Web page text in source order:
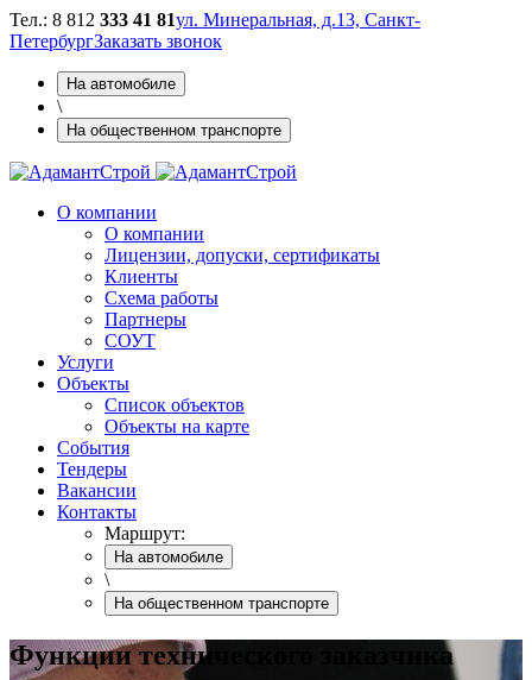
Тел.: 8 812 333 41 81ул. Минеральная, д.13, Санкт-
ПетербургЗаказать звонок
На автомобиле
\
На общественном транспорте
О компании
О компании
Лицензии, допуски, сертификаты
Клиенты
Схема работы
Партнеры
СОУТ
Услуги
Объекты
Cписок объектов
Объекты на карте
Cобытия
Тендеры
Вакансии
Контакты
Маршрут:
На автомобиле
\
На общественном транспорте
Функции технического заказчика